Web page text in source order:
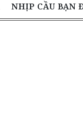
NHỊP CẦU BẠN